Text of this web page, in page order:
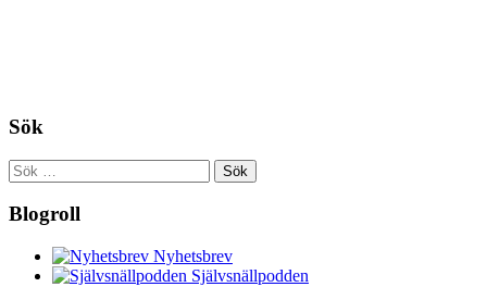
Sök
Sök
efter:
Blogroll
Nyhetsbrev
Självsnällpodden